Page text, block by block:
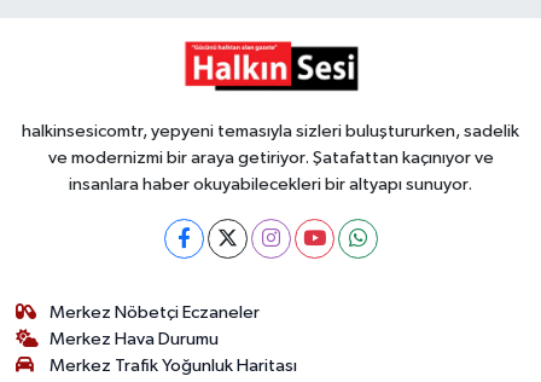
halkinsesicomtr, yepyeni temasıyla sizleri buluştururken, sadelik
ve modernizmi bir araya getiriyor. Şatafattan kaçınıyor ve
insanlara haber okuyabilecekleri bir altyapı sunuyor.
Merkez Nöbetçi Eczaneler
Merkez Hava Durumu
Merkez Trafik Yoğunluk Haritası